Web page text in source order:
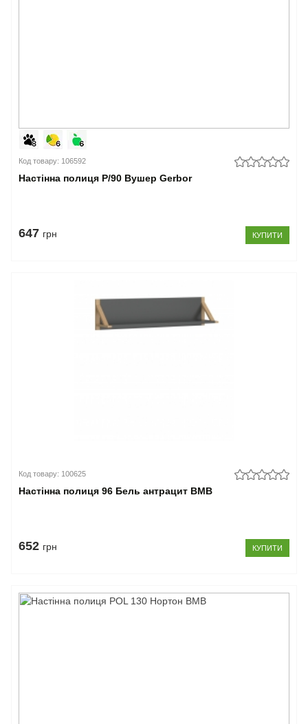
Код товару: 106592
Настінна полиця P/90 Вушер Gerbor
647 грн КУПИТИ
Код товару: 100625
Настінна полиця 96 Бель антрацит ВМВ
652 грн КУПИТИ